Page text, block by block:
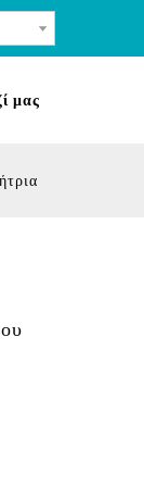
μας